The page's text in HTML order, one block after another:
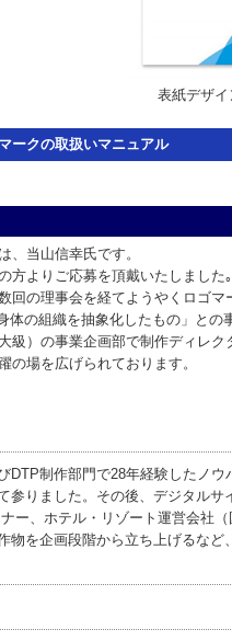
表紙デザ
ークの取扱いマニュアル
、当山信幸氏です。
方よりご応募を頂戴いたしました｡
回の理事会を経てようやくロゴマ
体の組織を抽象化したもの」との
級）の事業企画部で制作ディレ
の場を広げられております。
DTP制作部門で28年経験したノ
参りました。その後、デジタルサ
ー、ホテル・リゾート運営会社
物を企画段階から立ち上げるなど